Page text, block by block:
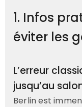
1. Infos
éviter les
L’erreur
jusqu’au
Berlin est